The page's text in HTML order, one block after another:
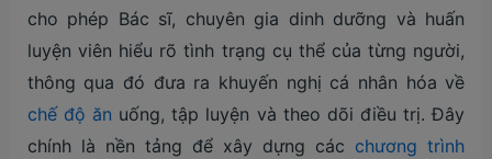
cho phép Bác sĩ, chuyên gia dinh dưỡng và huấn
luyện viên hiểu rõ tình trạng cụ thể của từng người,
thông qua đó đưa ra khuyến nghị cá nhân hóa về
chế độ ăn uống, tập luyện và theo dõi điều trị. Đây
chính là nền tảng để xây dựng các chương trình